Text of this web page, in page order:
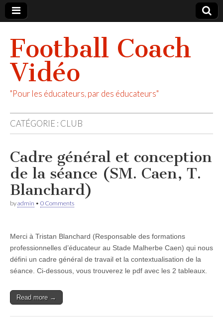
Football Coach
Vidéo
"Pour les éducateurs, par des éducateurs"
CATÉGORIE : CLUB
Cadre général et conception
de la séance (SM. Caen, T.
Blanchard)
byadmin • 0 Comments
Merci à Tristan Blanchard (Responsable des formations
professionnelles d’éducateur au Stade Malherbe Caen) qui nous
défini un cadre général de travail et la contextualisation de la
séance. Ci-dessous, vous trouverez le pdf avec les 2 tableaux.
Read more →